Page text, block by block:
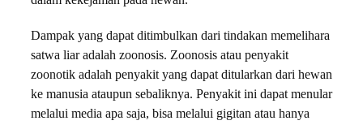
Dampak yang dapat ditimbulkan dari tindakan memelihara
satwa liar adalah zoonosis. Zoonosis atau penyakit
zoonotik adalah penyakit yang dapat ditularkan dari hewan
ke manusia ataupun sebaliknya. Penyakit ini dapat menular
melalui media apa saja, bisa melalui gigitan atau hanya